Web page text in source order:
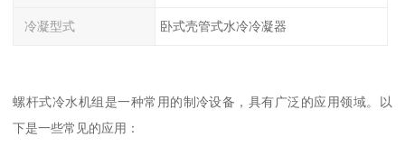
冷凝型式 卧式壳管式水冷冷凝器
螺杆式冷水机组是一种常用的制冷设备，具有广泛的应用领域。以
下是一些常见的应用：